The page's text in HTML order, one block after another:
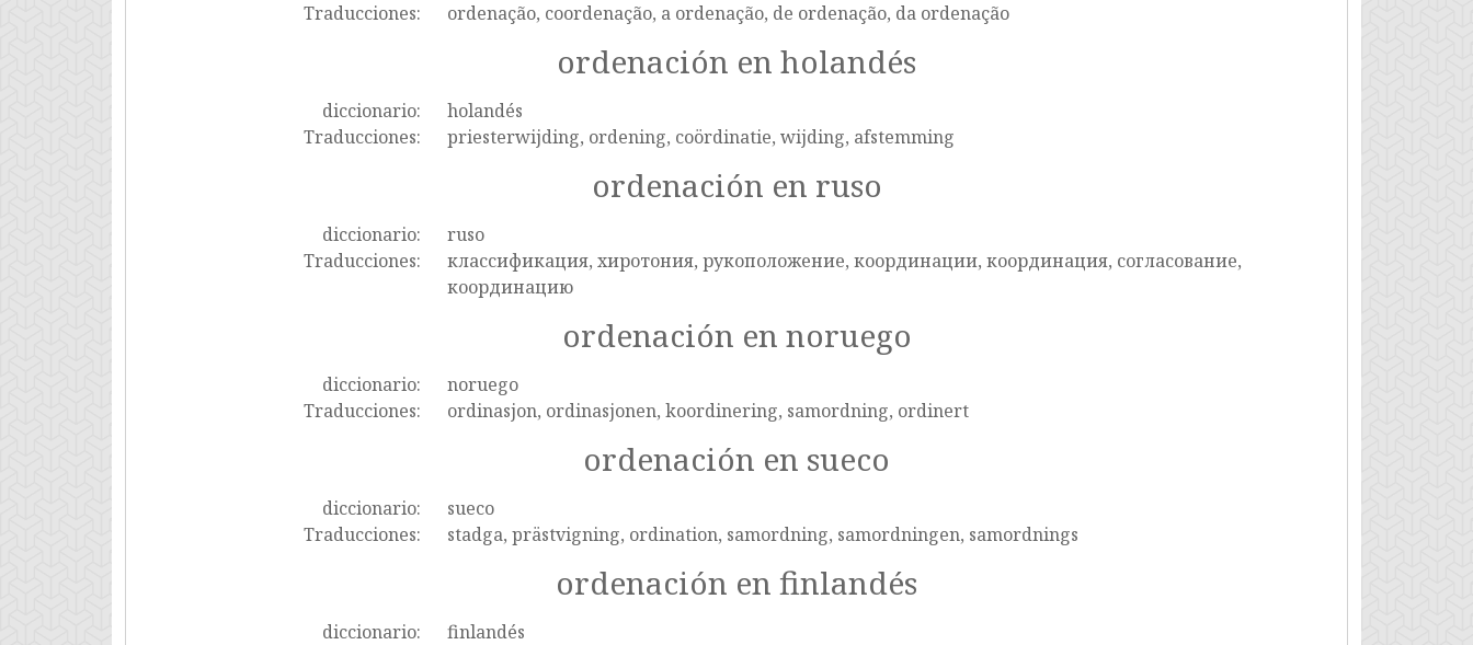
Traducciones:
ordenação, coordenação, a ordenação, de ordenação, da ordenação
ordenación en holandés
diccionario:
holandés
Traducciones:
priesterwijding, ordening, coördinatie, wijding, afstemming
ordenación en ruso
diccionario:
ruso
Traducciones:
классификация, хиротония, рукоположение, координации, координация, согласование,
координацию
ordenación en noruego
diccionario:
noruego
Traducciones:
ordinasjon, ordinasjonen, koordinering, samordning, ordinert
ordenación en sueco
diccionario:
sueco
Traducciones:
stadga, prästvigning, ordination, samordning, samordningen, samordnings
ordenación en finlandés
diccionario:
finlandés